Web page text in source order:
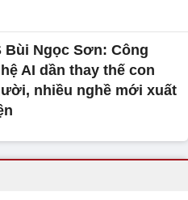
Bùi Ngọc Sơn: Công
AI dần thay thế con
nhiều nghề mới xuất